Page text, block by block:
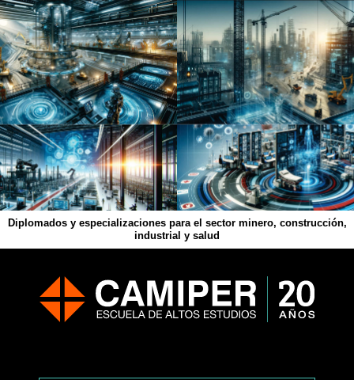
Diplomados y especializaciones para el sector minero, construcción,
industrial y salud